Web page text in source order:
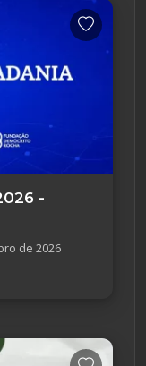
-
de 2026